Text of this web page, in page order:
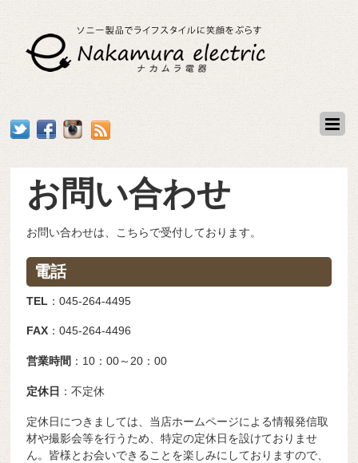
お問い合わせ
お問い合わせは、こちらで受付しております。
電話
TEL ：045-264-4495
FAX ：045-264-4496
営業時間 ：10：00～20：00
定休日 ：不定休
定休日につきましては、当店ホームページによる情報発信取
材や撮影会等を行うため、特定の定休日を設けておりませ
ん。皆様とお会いできることを楽しみにしておりますので、